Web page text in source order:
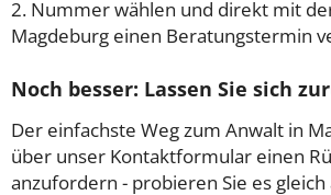
2. Nummer wählen und direkt mit
Magdeburg einen Beratungstermin
Noch besser: Lassen Sie sich
Der einfachste Weg zum Anwalt in
über unser Kontaktformular einen
anzufordern - probieren Sie es gleich